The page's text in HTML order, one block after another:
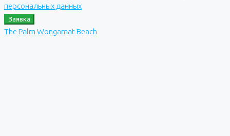
персональных данных
Заявка
The Palm Wongamat Beach